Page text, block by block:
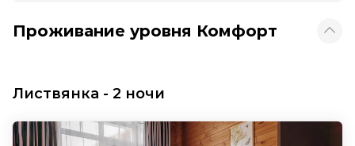
Проживание уровня Комфорт
Листвянка - 2 ночи